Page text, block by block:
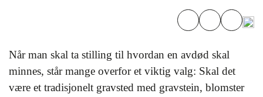
Når man skal ta stilling til hvordan en avdød skal
minnes, står mange overfor et viktig valg: Skal det
være et tradisjonelt gravsted med gravstein, blomster